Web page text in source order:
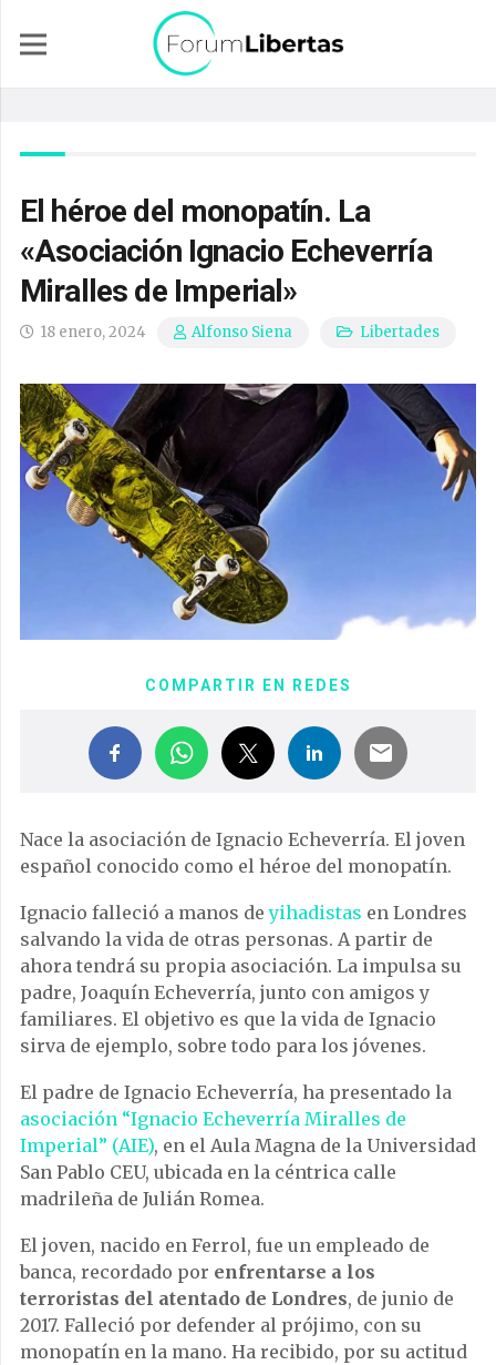
El héroe del monopatín. La
«Asociación Ignacio Echeverría
Miralles de Imperial»
18 enero, 2024 Alfonso Siena Libertades
COMPARTIR EN REDES
Nace la asociación de Ignacio Echeverría. El joven
español conocido como el héroe del monopatín.
Ignacio falleció a manos deyihadistas en Londres
salvando la vida de otras personas. A partir de
ahora tendrá su propia asociación. La impulsa su
padre, Joaquín Echeverría, junto con amigos y
familiares. El objetivo es que la vida de Ignacio
sirva de ejemplo, sobre todo para los jóvenes.
El padre de Ignacio Echeverría, ha presentado la
asociación “Ignacio Echeverría Miralles de
Imperial” (AIE), en el Aula Magna de la Universidad
San Pablo CEU, ubicada en la céntrica calle
madrileña de Julián Romea.
El joven, nacido en Ferrol, fue un empleado de
banca, recordado por enfrentarse a los
terroristas del atentado de Londres, de junio de
2017. Falleció por defender al prójimo, con su
monopatín en la mano. Ha recibido, por su actitud